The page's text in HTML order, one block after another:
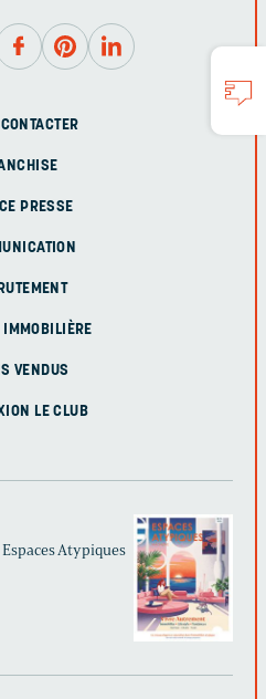
PRESSE
IMMOBILIÈRE
VENDUS
LE CLUB
Atypiques